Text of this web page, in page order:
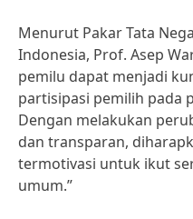
Menurut Pakar Tata
Indonesia, Prof. Asep
pemilu dapat menjadi
partisipasi pemilih pada
Dengan melakukan
dan transparan,
termotivasi untuk ikut
umum.”